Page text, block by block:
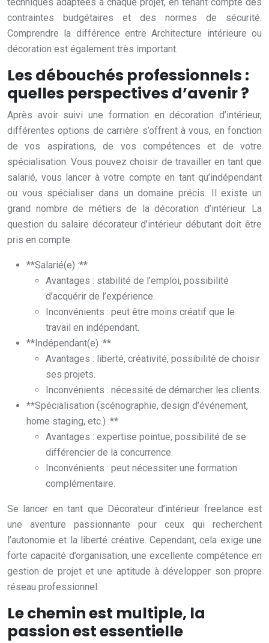
contraintes budgétaires et des normes de sécurité.
Comprendre la différence entre Architecture intérieure ou
décoration est également très important.
Les débouchés professionnels :
quelles perspectives d’avenir ?
Après avoir suivi une formation en décoration d’intérieur,
différentes options de carrière s’offrent à vous, en fonction
de vos aspirations, de vos compétences et de votre
spécialisation. Vous pouvez choisir de travailler en tant que
salarié, vous lancer à votre compte en tant qu’indépendant
ou vous spécialiser dans un domaine précis. Il existe un
grand nombre de métiers de la décoration d’intérieur. La
question du salaire décorateur d’intérieur débutant doit être
pris en compte.
**Salarié(e) :**
Avantages : stabilité de l’emploi, possibilité
d’acquérir de l’expérience.
Inconvénients : peut être moins créatif que le
travail en indépendant.
**Indépendant(e) :**
Avantages : liberté, créativité, possibilité de choisir
ses projets.
Inconvénients : nécessité de démarcher les clients.
**Spécialisation (scénographie, design d’événement,
home staging, etc.) :**
Avantages : expertise pointue, possibilité de se
différencier de la concurrence.
Inconvénients : peut nécessiter une formation
complémentaire.
Se lancer en tant que Décorateur d’intérieur freelance est
une aventure passionnante pour ceux qui recherchent
l’autonomie et la liberté créative. Cependant, cela exige une
forte capacité d’organisation, une excellente compétence en
gestion de projet et une aptitude à développer son propre
réseau professionnel.
Le chemin est multiple, la
passion est essentielle